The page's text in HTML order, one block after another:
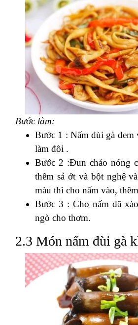
Bước làm:
Bước 1 : Nấm đùi gà đem
làm đôi .
Bước 2 :Đun chảo nóng
thêm sả ớt và bột nghệ
màu thì cho nấm vào,
Bước 3 : Cho nấm đã
ngò cho thơm.
2.3 Món nấm đùi gà